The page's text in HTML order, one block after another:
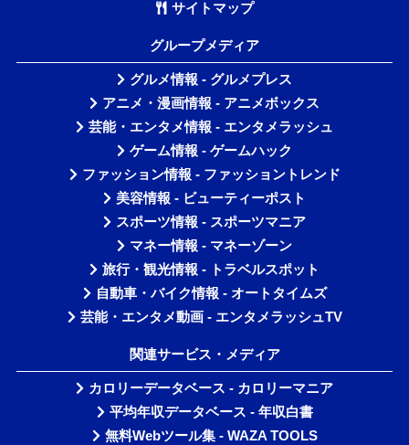
サイトマップ
グループメディア
グルメ情報 - グルメプレス
アニメ・漫画情報 - アニメボックス
芸能・エンタメ情報 - エンタメラッシュ
ゲーム情報 - ゲームハック
ファッション情報 - ファッショントレンド
美容情報 - ビューティーポスト
スポーツ情報 - スポーツマニア
マネー情報 - マネーゾーン
旅行・観光情報 - トラベルスポット
自動車・バイク情報 - オートタイムズ
芸能・エンタメ動画 - エンタメラッシュTV
関連サービス・メディア
カロリーデータベース - カロリーマニア
平均年収データベース - 年収白書
無料Webツール集 - WAZA TOOLS